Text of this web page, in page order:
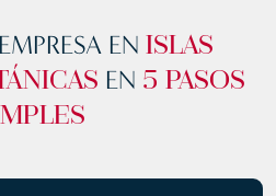
EN ISLAS
EN 5 PASOS